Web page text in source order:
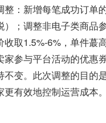
整：新增每笔成功订单
）；调整非电子类商品
收取1.5%-6%，单件蕞
家参与平台活动的优惠
不变。此次调整的目的
有效地控制运营成本。